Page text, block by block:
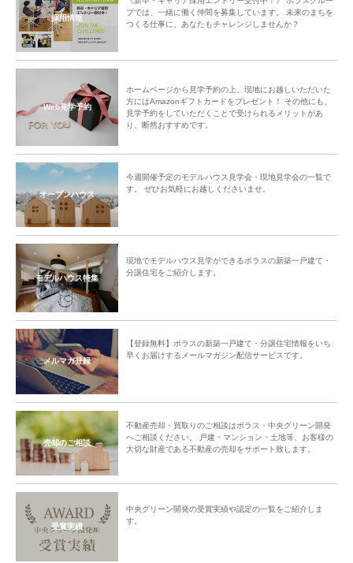
採用情報
プでは、一緒に働く仲間を募集しています。 未来のまちを
つくる仕事に、あなたもチャレンジしませんか？
Web見学予約
ホームページから見学予約の上、現地にお越しいただいた
方にはAmazonギフトカードをプレゼント！ その他にも、
見学予約をしていただくことで受けられるメリットがあ
り、断然おすすめです。
オープンハウス
今週開催予定のモデルハウス見学会・現地見学会の一覧で
す。 ぜひお気軽にお越しくださいませ。
モデルハウス特集
現地でモデルハウス見学ができるポラスの新築一戸建て・
分譲住宅をご紹介します。
メルマガ登録
【登録無料】ポラスの新築一戸建て・分譲住宅情報をいち
早くお届けするメールマガジン配信サービスです。
売却のご相談
不動産売却・買取りのご相談はポラス・中央グリーン開発
へご相談ください。 戸建・マンション・土地等、お客様の
大切な財産である不動産の売却をサポート致します。
受賞実績
中央グリーン開発の受賞実績や認定の一覧をご紹介しま
す。